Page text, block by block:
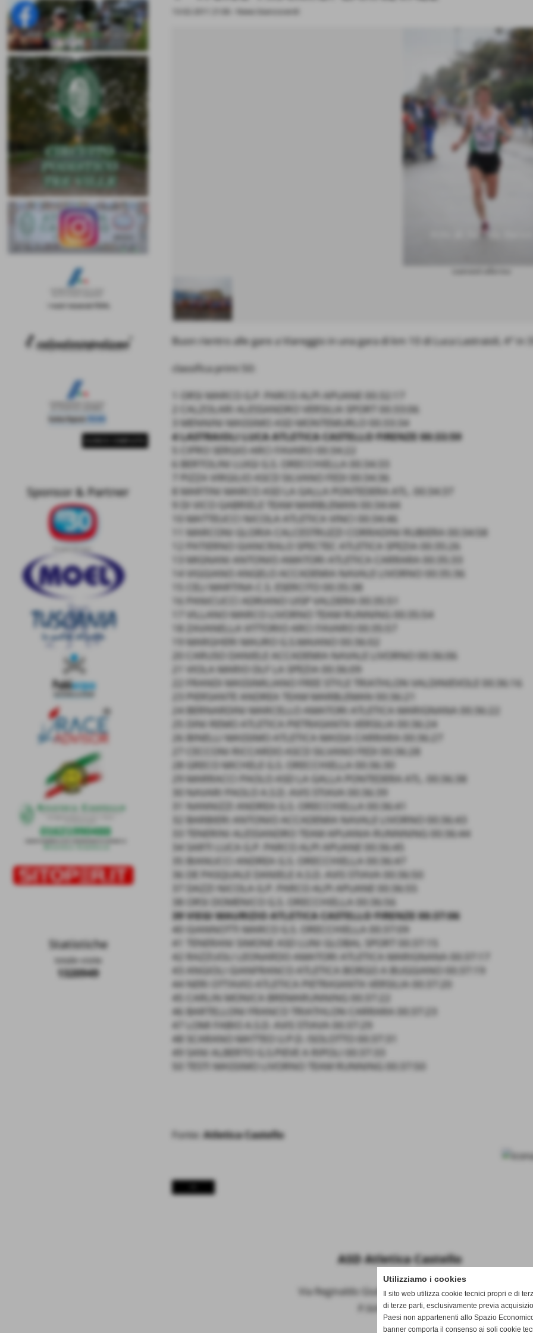
Sponsor & Partner
Statistiche
totale visite
1320949
13-02-2011 21:06 News biancoverdi
Buon rientro alle gare a Viareggio in una gara di km 10 di Luca Lastraioli, 4° in
classifica primi 50:
1 ORSI MARCO G.P. PARCO ALPI APUANE 00:32:17
2 CALZOLARI ALESSANDRO VERSILIA SPORT 00:33:06
3 MENNINI MASSIMO ASD MONTEMURLO 00:33:34
4 LASTRAIOLI LUCA ATLETICA CASTELLO FIRENZE 00:33:59
5 CIPRO SERGIO ARCI FAVARO 00:34:22
6 BERTOLINI LUIGI G.S. ORECCHIELLA 00:34:33
7 PIZZA VIRGILIO ASCD SILVANO FEDI 00:34:36
8 MARTINI MARCO ASD LA GALLA PONTEDERA ATL. 00:34:37
9 DI VICO GABRIELE TEAM MARBLEMAN 00:34:44
10 MATTEUCCI NICOLA ATLETICA VINCI 00:34:46
11 MARCONI GLORIA CALCESTRUZZI CORRADINI RUBIERA 00:34:58
12 PATIERNO GIANCRALO SPECTEC ATLETICA SPEZIA 00:35:26
13 MIGNANI ANTONIO AMATORI ATLETICA CARRARA 00:35:33
14 VIGGIANO ANGELO ACCADEMIA NAVALE LIVORNO 00:35:36
15 CELI MARTINA C.S. ESERCITO 00:35:38
16 PANICUCCI ADRIANO UISP VALDERA 00:35:51
17 VILLANO MARCO LIVORNO TEAM RUNNING 00:35:54
18 ZAVANELLA VITTORIO ARCI FAVARO 00:35:57
19 MARGHERI MAURO G.S.MAIANO 00:36:02
20 CARUSO DANIELE ACCADEMIA NAVALE LIVORNO 00:36:06
21 VIOLA MARIO DLF LA SPEZIA 00:36:09
22 FRANDI MASSIMILIANO FREE STYLE TRIATHLON VALDINIEVOLE 00:36:16
23 PIERSANTE ANDREA TEAM MARBLEMAN 00:36:21
24 BERNARDINI MARCELLO AMATORI ATLETICA MARIGNANA 00:36:22
25 DINI REMO ATLETICA PIETRASANTA VERSILIA 00:36:24
26 BINELLI MASSIMO ATLETICA MASSA CARRARA 00:36:27
27 CECCONI RICCARDO ASCD SILVANO FEDI 00:36:28
28 GRECO MICHELE G.S. ORECCHIELLA 00:36:30
29 MARRACCI PAOLO ASD LA GALLA PONTEDERA ATL. 00:36:38
30 NAVARI PAOLO A.S.D. AVIS STIAVA 00:36:39
31 NANNIZZI ANDREA G.S. ORECCHIELLA 00:36:41
32 BARBIERI ANTONIO ACCADEMIA NAVALE LIVORNO 00:36:43
33 TENERINI ALESSANDRO TEAM APUANIA RUNNNING 00:36:44
34 SARTI LUCA G.P. PARCO ALPI APUANE 00:36:45
35 BIANUCCI ANDREA G.S. ORECCHIELLA 00:36:47
36 DE PASQUALE DANIELE A.S.D. AVIS STIAVA 00:36:50
37 DAZZI NICOLA G.P. PARCO ALPI APUANE 00:36:55
38 ORSI DOMENICO G.S. ORECCHIELLA 00:36:56
39 VIEGI MAURIZIO ATLETICA CASTELLO FIRENZE 00:37:06
40 GIANNOTTI MARCO G.S. ORECCHIELLA 00:37:09
41 TENERANI SIMONE ASD LUNI GLOBAL SPORT 00:37:15
42 RAZZUOLI LEONARDO AMATORI ATLETICA MARIGNANA 00:37:17
43 ANGIOLI GIANFRANCO ATLETICA BORGO A BUGGIANO 00:37:19
44 NERI OTTAVIO ATLETICA PIETRASANTA VERSILIA 00:37:20
45 CARLIN MONICA BREMARUNNING 00:37:22
46 BARTELLONI FRANCO TRIATHLON CARRARA 00:37:23
47 LOMI FABIO A.S.D. AVIS STIAVA 00:37:29
48 SCARANO MATTEO U.P.D. ISOLOTTO 00:37:31
49 SANI ALBERTO G.S.PIEVE A RIPOLI 00:37:33
50 TESTI MASSIMO LIVORNO TEAM RUNNING 00:37:50
Fonte:Atletica Castello
ASD Atletica Castello
Via Reginaldo Giuliani, 518 - 50141 Firenze (FI)
P.IVA 01621990488
Utilizziamo i cookies
Il sito web utilizza cookie tecnici propri e di
di terze parti, esclusivamente previa
Paesi non appartenenti allo Spazio
banner comporta il consenso ai soli cookie